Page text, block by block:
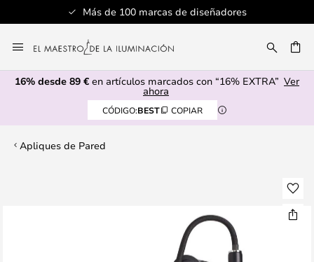
Más de 100 marcas de diseñadores
al
contenido
16% desde 89 € en artículos marcados con “16% EXTRA” Ver
ahora
CÓDIGO:BEST COPIAR
Apliques de Pared